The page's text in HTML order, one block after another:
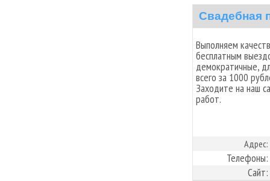
Свадебная
Выполняем
бесплатным
демократичные,
всего за 1000
Заходите на наш
работ.
Адрес:
Телефоны:
Сайт: